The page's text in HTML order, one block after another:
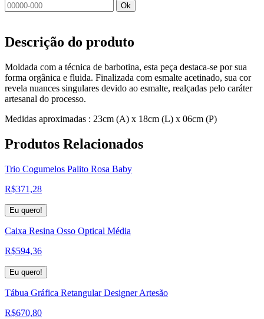
Ok
Descrição do produto
Moldada com a técnica de barbotina, esta peça destaca-se por sua
forma orgânica e fluida. Finalizada com esmalte acetinado, sua cor
revela nuances singulares devido ao esmalte, realçadas pelo caráter
artesanal do processo.
Medidas aproximadas : 23cm (A) x 18cm (L) x 06cm (P)
Produtos Relacionados
Trio Cogumelos Palito Rosa Baby
R$371,28
Eu quero!
Caixa Resina Osso Optical Média
R$594,36
Eu quero!
Tábua Gráfica Retangular Designer Artesão
R$670,80